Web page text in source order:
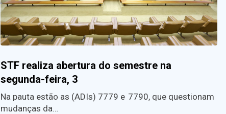
STF realiza abertura do semestre na
segunda-feira, 3
Na pauta estão as (ADIs) 7779 e 7790, que questionam
mudanças da…